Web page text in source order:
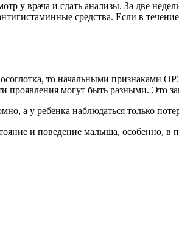
у врача и сдать анализы. За две
средства. Если в
то начальными признаками
могут быть разными. Это
а у ребенка наблюдаться только
и поведение малыша, особенно, в